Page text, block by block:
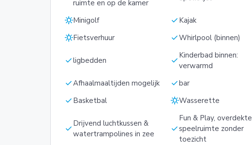
ruimte en op de kamer
sunnyMinigolf check Kajak
sunnyFietsverhuur checkWhirlpool (binnen)
checkligbedden check Kinderbad binnen:
verwarmd
checkAfhaalmaaltijden mogelijk checkbar
check Basketbal sunnyWasserette
check Drijvend luchtkussen &
watertrampolines in zee
check
Fun & Play, overdekte
speelruimte zonder
toezicht